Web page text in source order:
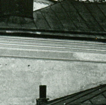
Главная Галерея
История